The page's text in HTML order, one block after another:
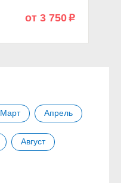
от 3 750 p
Март Апрель
Август